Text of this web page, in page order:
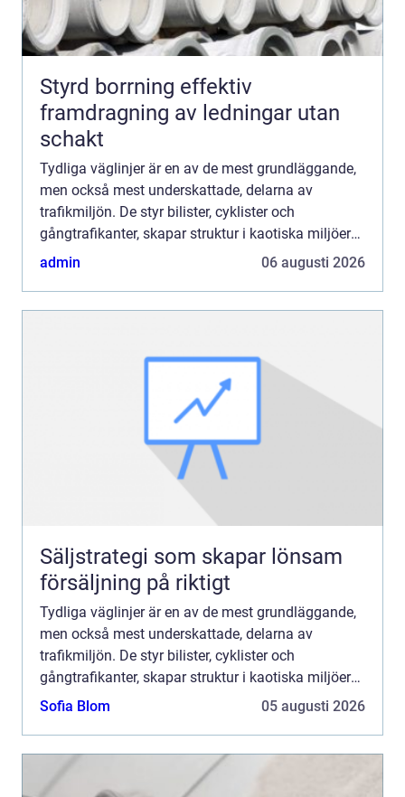
Styrd borrning effektiv
framdragning av ledningar utan
schakt
Tydliga väglinjer är en av de mest grundläggande,
men också mest underskattade, delarna av
trafikmiljön. De styr bilister, cyklister och
gångtrafikanter, skapar struktur i kaotiska miljöer
och hjälper alla att fatta snabba och säkra beslut.
admin 06 augusti 2026
Säljstrategi som skapar lönsam
försäljning på riktigt
Tydliga väglinjer är en av de mest grundläggande,
men också mest underskattade, delarna av
trafikmiljön. De styr bilister, cyklister och
gångtrafikanter, skapar struktur i kaotiska miljöer
och hjälper alla att fatta snabba och säkra beslut.
Sofia Blom 05 augusti 2026